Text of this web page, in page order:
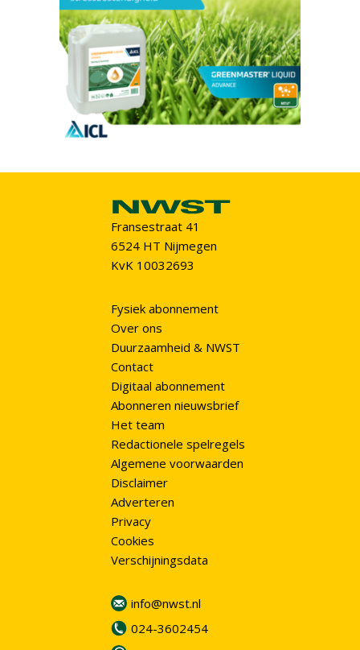
Fransestraat 41
6524 HT Nijmegen
KvK 10032693
Fysiek abonnement
Over ons
Duurzaamheid & NWST
Contact
Digitaal abonnement
Abonneren nieuwsbrief
Het team
Redactionele spelregels
Algemene voorwaarden
Disclaimer
Adverteren
Privacy
Cookies
Verschijningsdata
info@nwst.nl
024-3602454